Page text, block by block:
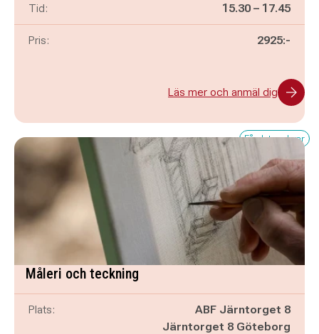
Tid: Pågår mellan
15.30 – och
17.45
Pris: 2925:-
Läs mer och anmäl dig
Få platser kvar
Måleri och teckning
Plats:
ABF Järntorget 8
Järntorget 8 Göteborg